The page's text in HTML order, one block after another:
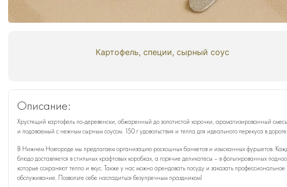
Картофель, специи, сырный соус
Описание:
Хрустящий картофель по-деревенски, обжаренный до золотистой корочки, ароматизированный
и подаваемый с нежным сырным соусом. 150 г удовольствия и тепла для идеального перекуса в
В Нижнем Новгороде мы предлагаем организацию роскошных банкетов и изысканных фуршетов.
блюдо доставляется в стильных крафтовых коробках, а горячие деликатесы – в фольгированных
которые сохраняют тепло и вкус. Также у нас можно арендовать посуду и заказать профессиональное
обслуживание. Позвольте себе насладиться безупречным праздником!